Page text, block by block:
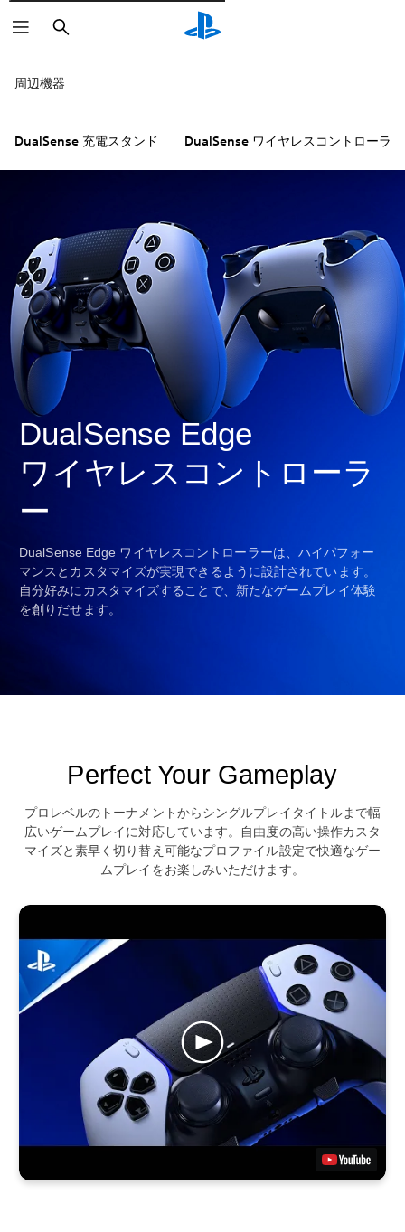
検
索
周辺機器
DualSense 充電スタンド DualSense ワイヤレスコントローラー
DualSense Edge
ワイヤレスコントローラ
ー
DualSense Edge ワイヤレスコントローラーは、ハイパフォー
マンスとカスタマイズが実現できるように設計されています。
自分好みにカスタマイズすることで、新たなゲームプレイ体験
を創りだせます。
Perfect Your Gameplay
プロレベルのトーナメントからシングルプレイタイトルまで幅
広いゲームプレイに対応しています。自由度の高い操作カスタ
マイズと素早く切り替え可能なプロファイル設定で快適なゲー
ムプレイをお楽しみいただけます。
アイコンをクリックすると詳細をご覧